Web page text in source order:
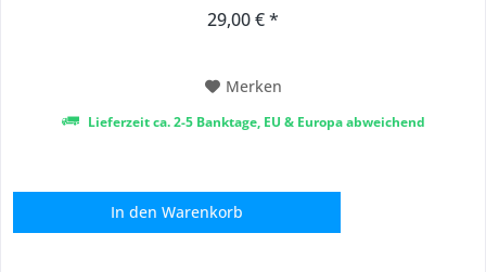
die Freiheit von Herstellungs- und Fabrikationsfehlern vom
29,00 € *
Merken
Lieferzeit ca. 2-5 Banktage, EU & Europa abweichend
In den Warenkorb